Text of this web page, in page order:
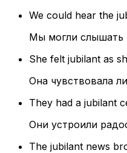
We could hear the
Мы могли слышать
She felt jubilant as
Она чувствовала
They had a jubilant
Они устроили
The jubilant news